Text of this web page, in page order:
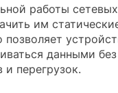
работы
им
позволяет
данными без
и перегрузок.